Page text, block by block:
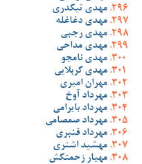
مهدی تیکدری
مهدی دغاغله
مهدی رجبی
مهدی مداحی
مهدی نامجو
مهدی کربلایی
مهران امیری
مهرداد آوخ
مهرداد بایرامی
مهرداد صمصامی
مهرداد قنبری
مهشید اشتری
مهیار زحمتکش